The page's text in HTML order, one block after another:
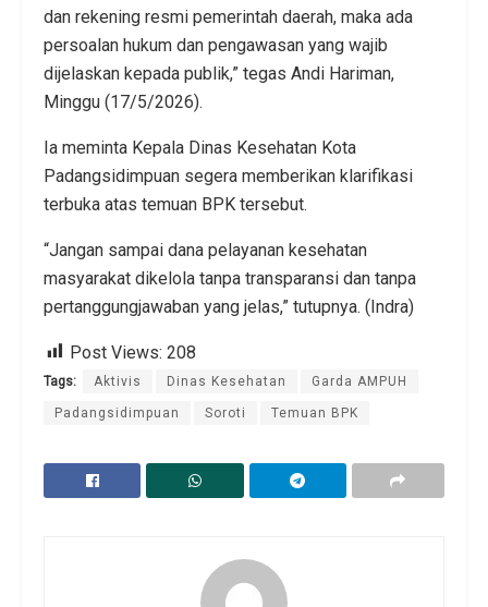
dan rekening resmi pemerintah daerah, maka ada
persoalan hukum dan pengawasan yang wajib
dijelaskan kepada publik,” tegas Andi Hariman,
Minggu (17/5/2026).
Ia meminta Kepala Dinas Kesehatan Kota
Padangsidimpuan segera memberikan klarifikasi
terbuka atas temuan BPK tersebut.
“Jangan sampai dana pelayanan kesehatan
masyarakat dikelola tanpa transparansi dan tanpa
pertanggungjawaban yang jelas,” tutupnya. (Indra)
Post Views: 208
Tags: Aktivis Dinas Kesehatan Garda AMPUH
Padangsidimpuan Soroti Temuan BPK